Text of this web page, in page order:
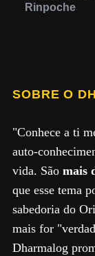
Rinpoche
SOBRE O
"Conhece a ti
auto-
vida. São mais
que esse tema
sabedoria do
mais for
Dharmalog